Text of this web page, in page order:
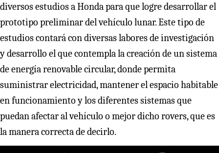
diversos estudios a Honda para que logre desarrollar el
prototipo preliminar del vehículo lunar. Este tipo de
estudios contará con diversas labores de investigación
y desarrollo el que contempla la creación de un sistema
de energía renovable circular, donde permita
suministrar electricidad, mantener el espacio habitable
en funcionamiento y los diferentes sistemas que
puedan afectar al vehículo o mejor dicho rovers, que es
la manera correcta de decirlo.